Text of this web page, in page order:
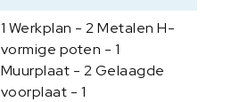
1 Werkplan - 2 Metalen H-
vormige poten - 1
Muurplaat - 2 Gelaagde
voorplaat - 1